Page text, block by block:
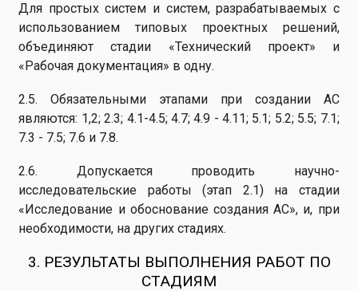
Для простых систем и систем, разрабатываемых с
использованием типовых проектных решений,
объединяют стадии «Технический проект» и
«Рабочая документация» в одну.
2.5. Обязательными этапами при создании АС
являются: 1,2; 2.3; 4.1-4.5; 4.7; 4.9 - 4.11; 5.1; 5.2; 5.5; 7.1;
7.3 - 7.5; 7.6 и 7.8.
2.6. Допускается проводить научно-
исследовательские работы (этап 2.1) на стадии
«Исследование и обоснование создания АС», и, при
необходимости, на других стадиях.
3. РЕЗУЛЬТАТЫ ВЫПОЛНЕНИЯ РАБОТ ПО
СТАДИЯМ